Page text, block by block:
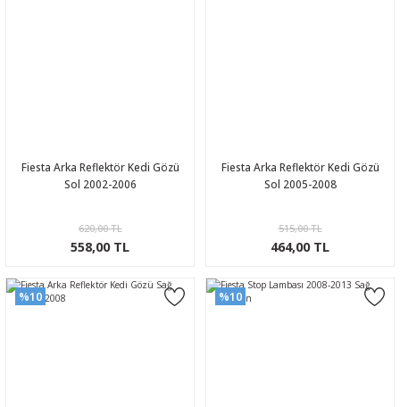
Fiesta Arka Reflektör Kedi Gözü
Sol 2002-2006
620,00 TL
558,00 TL
Fiesta Arka Reflektör Kedi Gözü
Sol 2005-2008
515,00 TL
464,00 TL
%10 %10